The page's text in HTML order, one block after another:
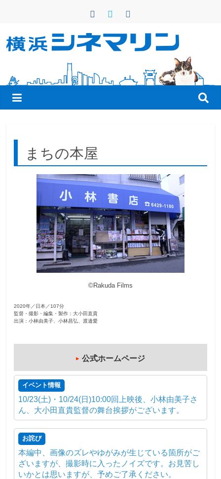
ン
横
浜
シ
ネ
マ
こ
の
で
まちの本屋
©Rakuda Films
2020年／日本／107分
監督・撮影・編集・製作：大小田直貴
出演：小林由美子、小林昌弘、渡邉愛
公式ホームページ
イベント情報
10/23(土)・10/24(日)10:00回上映後、小林由美子さ
ん、大小田直貴監督の舞台挨拶がございます。
お詫び
本編中、画像のズレやゆがみが生じている箇所がご
ざいますが、撮影時に入ったノイズです。お見苦し
いかとは思いますが、予めご了承ください。